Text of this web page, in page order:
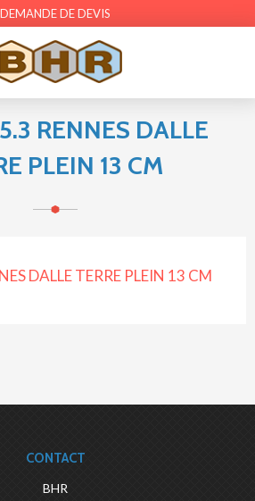
DEMANDE DE DEVIS
RENNES DALLE
PLEIN 13 CM
DALLE TERRE PLEIN 13 CM
CONTACT
BHR